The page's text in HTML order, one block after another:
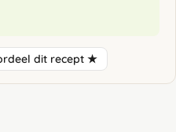
dit recept ★